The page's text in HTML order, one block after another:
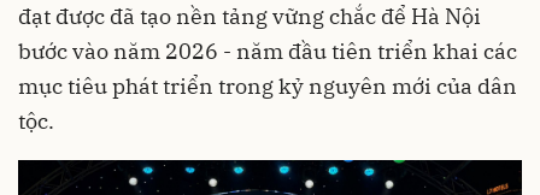
đạt được đã tạo nền tảng vững chắc để Hà Nội
bước vào năm 2026 - năm đầu tiên triển khai các
mục tiêu phát triển trong kỷ nguyên mới của dân
tộc.